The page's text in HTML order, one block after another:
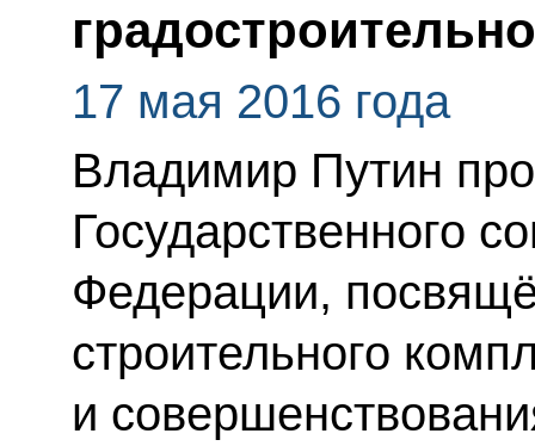
17 мая 2016 года
Владимир Путин
Государственного
Федерации,
строительного
и